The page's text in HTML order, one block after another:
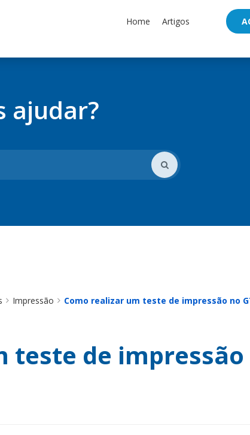
Home Artigos
ajudar?
Impressão
Como realizar um teste de impressão no
teste de impressão